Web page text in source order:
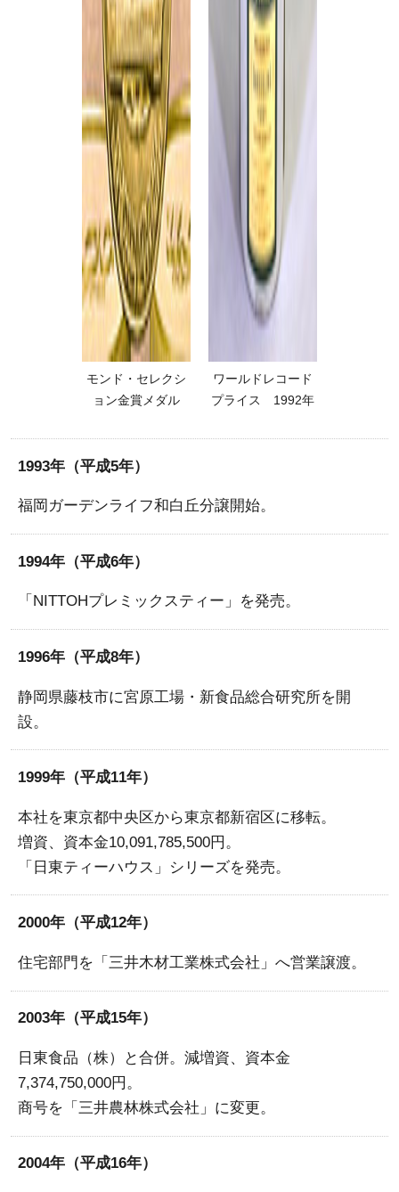
モンド・セレクシ
ョン金賞メダル
ワールドレコード
プライス 1992年
1993年（平成5年）
福岡ガーデンライフ和白丘分譲開始。
1994年（平成6年）
「NITTOHプレミックスティー」を発売。
1996年（平成8年）
静岡県藤枝市に宮原工場・新食品総合研究所を開
設。
1999年（平成11年）
本社を東京都中央区から東京都新宿区に移転。
増資、資本金10,091,785,500円。
「日東ティーハウス」シリーズを発売。
2000年（平成12年）
住宅部門を「三井木材工業株式会社」へ営業譲渡。
2003年（平成15年）
日東食品（株）と合併。減増資、資本金
7,374,750,000円。
商号を「三井農林株式会社」に変更。
2004年（平成16年）